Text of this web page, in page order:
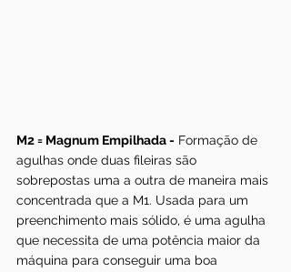
M2 = Magnum Empilhada - Formação de
agulhas onde duas fileiras são
sobrepostas uma a outra de maneira mais
concentrada que a M1. Usada para um
preenchimento mais sólido, é uma agulha
que necessita de uma potência maior da
máquina para conseguir uma boa